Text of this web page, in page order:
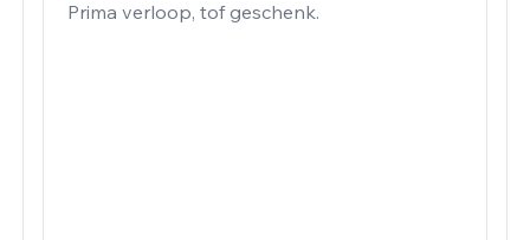
Prima verloop, tof geschenk.